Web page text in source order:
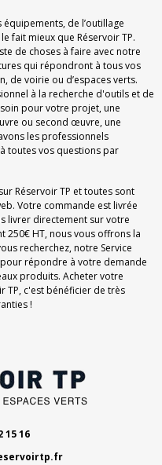
de l’outillage
fait mieux que Réservoir TP.
de choses à faire avec notre
qui répondront à tous vos
de voirie ou d’espaces verts.
à la recherche d'outils et de
pour votre projet, une
ou second œuvre, une
les professionnels
toutes vos questions par
Réservoir TP et toutes sont
Votre commande est livrée
livrer directement sur votre
250€ HT, nous vous offrons la
recherchez, notre Service
répondre à votre demande
produits. Acheter votre
TP, c'est bénéficier de très
!
15 16